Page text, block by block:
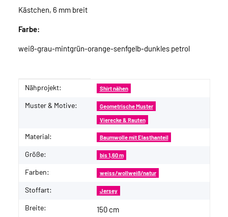
Kästchen, 6 mm breit
Farbe:
weiß-grau-mintgrün-orange-senfgelb-dunkles petrol
Produkteigenschaft
Wert
Nähprojekt: Shirt nähen
Muster & Motive: Geometrische Muster
Vierecke & Rauten
Material: Baumwolle mit Elasthanteil
Größe: bis 1,60 m
Farben: weiss/wollweiß/natur
Stoffart: Jersey
Breite: 150 cm